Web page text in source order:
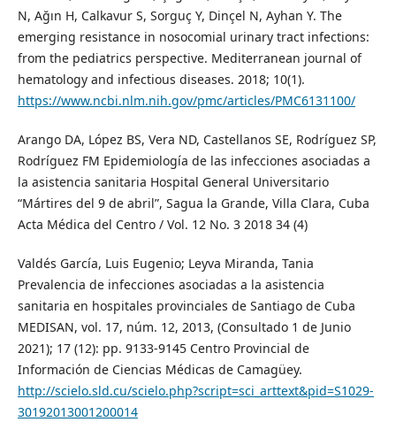
N, Ağın H, Calkavur S, Sorguç Y, Dinçel N, Ayhan Y. The
emerging resistance in nosocomial urinary tract infections:
from the pediatrics perspective. Mediterranean journal of
hematology and infectious diseases. 2018; 10(1).
https://www.ncbi.nlm.nih.gov/pmc/articles/PMC6131100/
Arango DA, López BS, Vera ND, Castellanos SE, Rodríguez SP,
Rodríguez FM Epidemiología de las infecciones asociadas a
la asistencia sanitaria Hospital General Universitario
“Mártires del 9 de abril”, Sagua la Grande, Villa Clara, Cuba
Acta Médica del Centro / Vol. 12 No. 3 2018 34 (4)
Valdés García, Luis Eugenio; Leyva Miranda, Tania
Prevalencia de infecciones asociadas a la asistencia
sanitaria en hospitales provinciales de Santiago de Cuba
MEDISAN, vol. 17, núm. 12, 2013, (Consultado 1 de Junio
2021); 17 (12): pp. 9133-9145 Centro Provincial de
Información de Ciencias Médicas de Camagüey.
http://scielo.sld.cu/scielo.php?script=sci_arttext&pid=S1029-
30192013001200014